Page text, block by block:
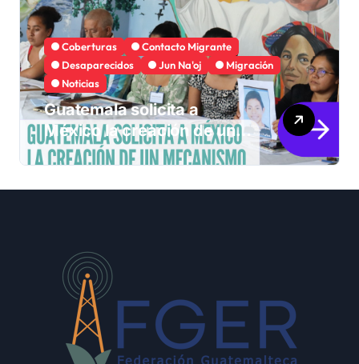
Coberturas
Contacto Migrante
Desaparecidos
Jun Na'oj
Migración
Noticias
Guatemala solicita a
México la creación de un
mecanismo de búsqueda
de migrantes
desaparecidos en 2023